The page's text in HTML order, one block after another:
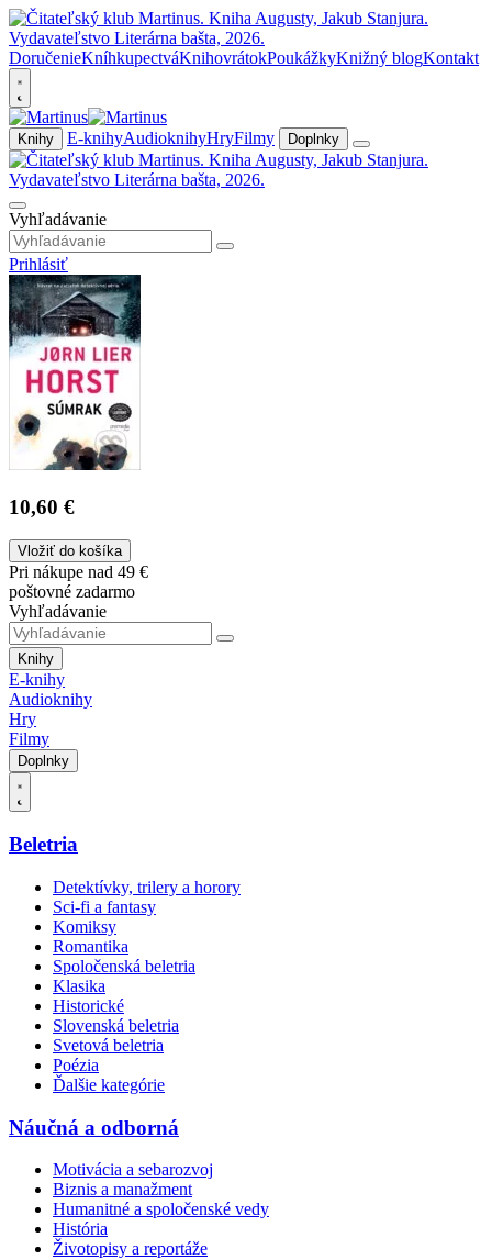
DoručenieKníhkupectváKnihovrátokPoukážkyKnižný blogKontakt
Knihy E-knihyAudioknihyHryFilmy Doplnky
Vyhľadávanie
Prihlásiť
10,60 €
Vložiť do košíka
Pri nákupe nad 49 €
poštovné zadarmo
Vyhľadávanie
Knihy
E-knihy
Audioknihy
Hry
Filmy
Doplnky
Beletria
Detektívky, trilery a horory
Sci-fi a fantasy
Komiksy
Romantika
Spoločenská beletria
Klasika
Historické
Slovenská beletria
Svetová beletria
Poézia
Ďalšie kategórie
Náučná a odborná
Motivácia a sebarozvoj
Biznis a manažment
Humanitné a spoločenské vedy
História
Životopisy a reportáže